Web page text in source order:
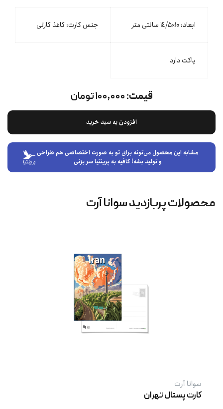
ابعاد: ۱۰×١٤/۵ سانتی متر جنس کارت: کاغذ کارتی
پاکت دارد
قیمت:۱۰۰,۰۰۰ تومان
افزودن به سبد خرید
مشابه این محصول می‌تونه برای تو به صورت اختصاصی هم طراحی
و تولید بشه! کافیه به پرینتیا سر بزنی
محصولات پربازدید سوانا آرت
سوانا آرت
کارت پستال تهران